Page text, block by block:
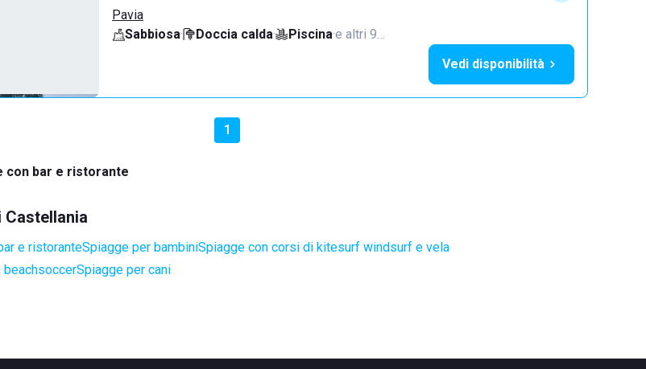
Pavia
Sabbiosa· Doccia calda· Piscina·e altri 9…
Vedi disponibilità
1
con bar e ristorante
e ristoranteSpiagge per bambiniSpiagge con corsi di kitesurf windsurf e vela
beachsoccerSpiagge per cani